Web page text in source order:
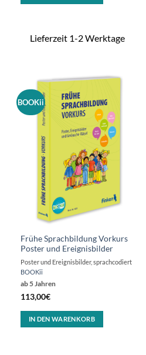
Lieferzeit 1-2 Werktage
BOOKii
Frühe Sprachbildung Vorkurs
Poster und Ereignisbilder
ab 5 Jahren
113,00€
Poster und Ereignisbilder, sprachcodiert
BOOKii
IN DEN WARENKORB